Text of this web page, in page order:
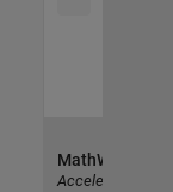
MathWorks
Accelerating